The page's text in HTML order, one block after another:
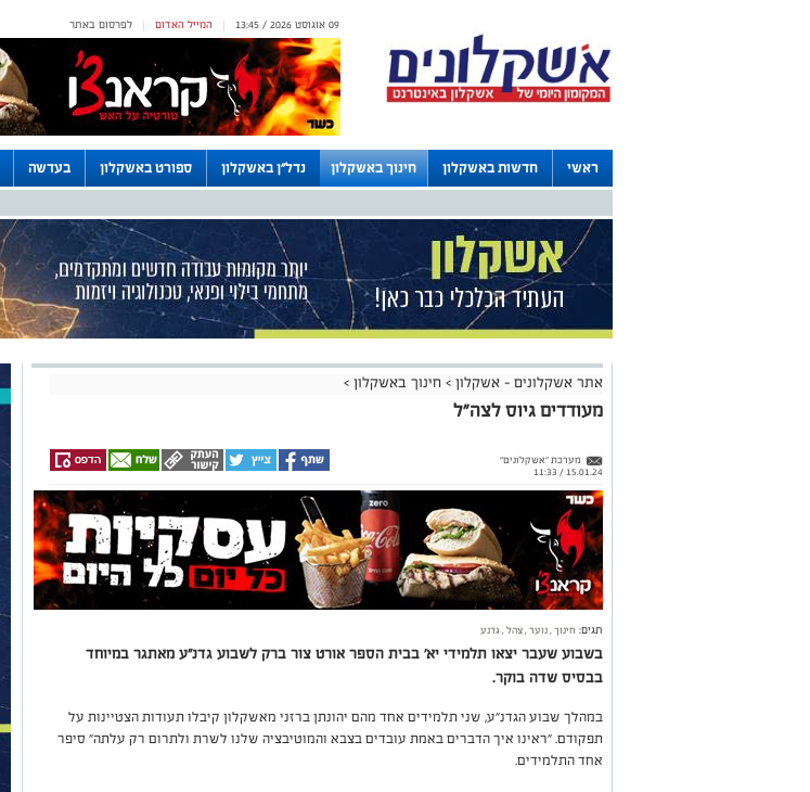
לפרסום באתר | המייל האדום | 09 אוגוסט 2026 / 13:45
ראשי חדשות באשקלון חינוך באשקלון נדל"ן באשקלון ספורט באשקלון בעדשה
אתר אשקלונים - אשקלון > חינוך באשקלון >
מעודדים גיוס לצה"ל
מערכת "אשקלונים"
15.01.24 / 11:33
תגים: חינוך,נוער,צהל,גדנע
בשבוע שעבר יצאו תלמידי יא' בבית הספר אורט צור ברק לשבוע גדנ"ע מאתגר במיוחד
בבסיס שדה בוקר.
במהלך שבוע הגדנ"ע, שני תלמידים אחד מהם יהונתן ברזני מאשקלון קיבלו תעודות הצטיינות על
תפקודם. "ראינו איך הדברים באמת עובדים בצבא והמוטיבציה שלנו לשרת ולתרום רק עלתה" סיפר
אחד התלמידים.